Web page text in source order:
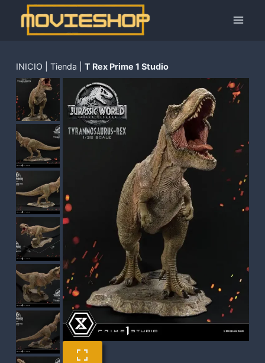
Saltar
contenido
INICIO Tienda T Rex Prime 1 Studio